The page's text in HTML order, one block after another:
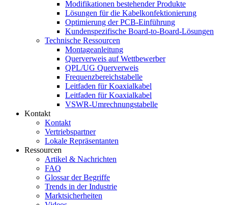
Modifikationen bestehender Produkte
Lösungen für die Kabelkonfektionierung
Optimierung der PCB-Einführung
Kundenspezifische Board-to-Board-Lösungen
Technische Ressourcen
Montageanleitung
Querverweis auf Wettbewerber
QPL/UG Querverweis
Frequenzbereichstabelle
Leitfaden für Koaxialkabel
Leitfaden für Koaxialkabel
VSWR-Umrechnungstabelle
Kontakt
Kontakt
Vertriebspartner
Lokale Repräsentanten
Ressourcen
Artikel & Nachrichten
FAQ
Glossar der Begriffe
Trends in der Industrie
Marktsicherheiten